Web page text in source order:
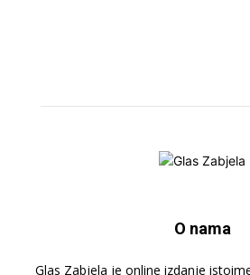
O nama
Glas Zabjela je online izdanje